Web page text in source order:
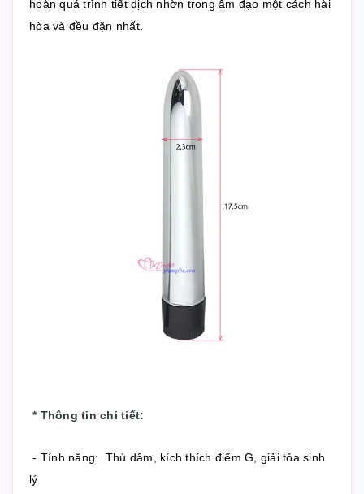
hoàn quá trình tiết dịch nhờn trong âm đạo một cách hài
hòa và đều đặn nhất.
* Thông tin chi tiết:
- Tính năng: Thủ dâm, kích thích điểm G, giải tỏa sinh
lý